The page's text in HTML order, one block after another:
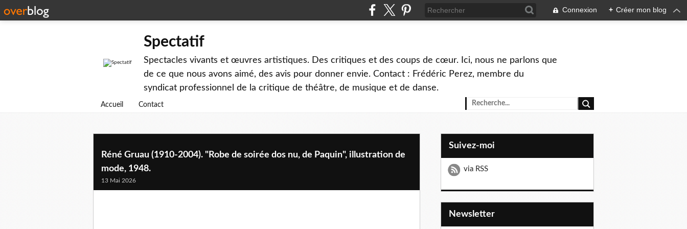
Connexion + Créer mon blog
Spectatif
Spectacles vivants et œuvres artistiques. Des critiques et des coups de cœur. Ici, nous ne parlons que
de ce que nous avons aimé, des avis pour donner envie. Contact : Frédéric Perez, membre du
syndicat professionnel de la critique de théâtre, de musique et de danse.
Accueil Contact
Réné Gruau (1910-2004). "Robe de soirée dos nu, de Paquin", illustration de
mode, 1948.
13 Mai 2026
Suivez-moi
via RSS
Newsletter